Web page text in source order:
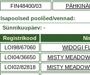
FIN48400/03
Isapoolsed poolõed/vennad:
Sünnikuupäev: -
Registrikood
LOI98/67060
WIDOGI
LOI04/36650
MISTY
LOI02/82818
MISTY